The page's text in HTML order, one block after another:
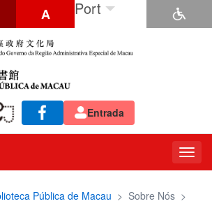
A Port
Entrada
Pública de Macau > Sobre Nós >